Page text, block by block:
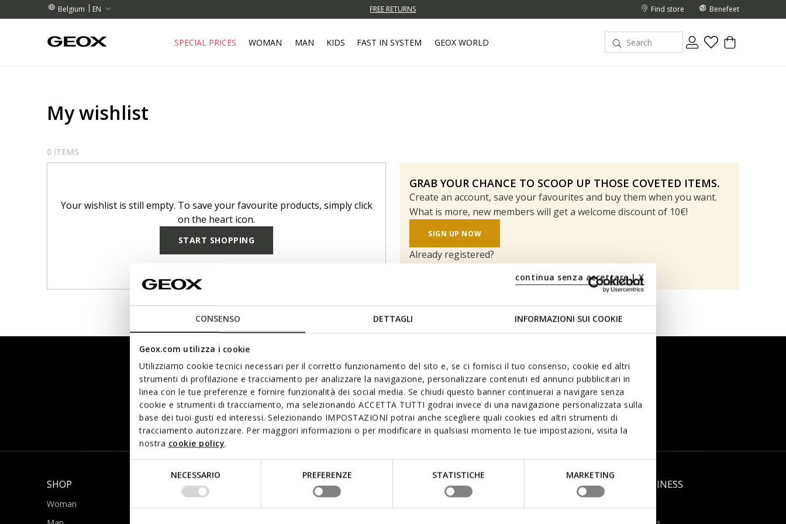
CONSENSO DETTAGLI INFORMAZIONI SUI COOKIE
Geox.com utilizza i cookie
Utilizziamo cookie tecnici necessari per il corretto funzionamento del sito e, se ci fornisci il tuo consenso, cookie ed altri
strumenti di profilazione e tracciamento per analizzare la navigazione, personalizzare contenuti ed annunci pubblicitari in
linea con le tue preferenze e fornire funzionalità dei social media. Se chiudi questo banner continuerai a navigare senza
cookie e strumenti di tracciamento, ma selezionando ACCETTA TUTTI godrai invece di una navigazione personalizzata sulla
base dei tuoi gusti ed interessi. Selezionando IMPOSTAZIONI potrai anche scegliere quali cookies ed altri strumenti di
tracciamento autorizzare. Per maggiori informazioni o per modificare in qualsiasi momento le tue impostazioni, visita la
nostra cookie policy.
NECESSARIO PREFERENZE STATISTICHE MARKETING
continua senza accettare | X
Belgium EN
OVER 99.00 € FREE RETURNS
COLLECTION POINT.
OVER 99.00 € Find store Benefeet
SPECIAL PRICES WOMAN MAN KIDS FAST IN SYSTEM GEOX WORLD
My wishlist
0 ITEMS
Your wishlist is still empty. To save your favourite products, simply click
on the heart icon.
START SHOPPING
GRAB YOUR CHANCE TO SCOOP UP THOSE COVETED ITEMS.
Create an account, save your favourites and buy them when you want.
What is more, new members will get a welcome discount of 10€!
SIGN UP NOW
Already registered?
Subscribe to our newsletter
and keep up with all the
latest developments!
Prefer not to say Woman
Man
I have read and understoodthe privacy statement.
SHOP
Woman
SUPPORT MY ORDERS GEOX WORLD GEOX BUSINESS